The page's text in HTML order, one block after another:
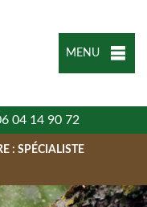
MENU
04 14 90 72
: SPÉCIALISTE